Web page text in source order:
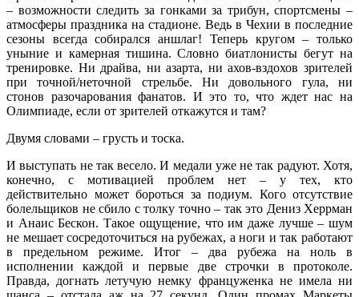
– возможности следить за гонками за трибун, спортсмены –
атмосферы праздника на стадионе. Ведь в Чехии в последние
сезоны всегда собирался аншлаг! Теперь кругом – только
уныние и камерная тишина. Словно биатлонисты бегут на
тренировке. Ни драйва, ни азарта, ни ахов-вздохов зрителей
при точной/неточной стрельбе. Ни довольного гула, ни
стонов разочарования фанатов. И это то, что ждет нас на
Олимпиаде, если от зрителей откажутся и там?
Двумя словами – грусть и тоска.
И выступать не так весело. И медали уже не так радуют. Хотя,
конечно, с мотивацией проблем нет – у тех, кто
действительно может бороться за подиум. Кого отсутствие
болельщиков не сбило с толку точно – так это Дениз Херрман
и Анаис Бескон. Такое ощущение, что им даже лучше – шум
не мешает сосредоточиться на рубежах, а ноги и так работают
в предельном режиме. Итог – два рубежа на ноль в
исполнении каждой и первые две строчки в протоколе.
Правда, догнать летучую немку француженка не имела ни